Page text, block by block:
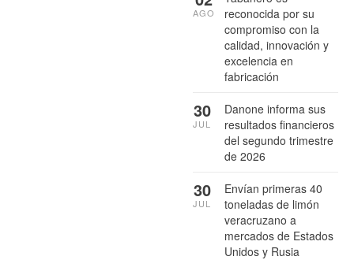
reconocida por su
compromiso con la
calidad, innovación y
excelencia en
fabricación
AGO
Danone informa sus
resultados financieros
del segundo trimestre
de 2026
30
JUL
Envían primeras 40
toneladas de limón
veracruzano a
mercados de Estados
Unidos y Rusia
30
JUL